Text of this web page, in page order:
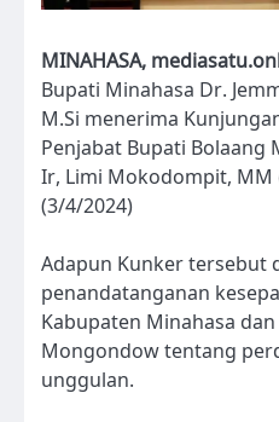
MINAHASA,
Bupati Minahasa Dr.
M.Si menerima
Penjabat Bupati
Ir, Limi Mokodompit, MM
(3/4/2024)
Adapun Kunker tersebut
penandatanganan
Kabupaten Minahasa
Mongondow tentang
unggulan.